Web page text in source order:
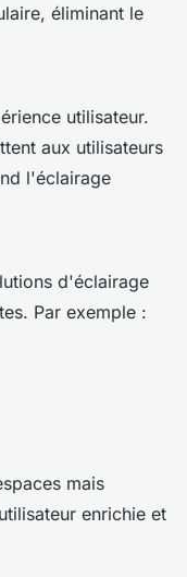
éliminant le
utilisateur.
aux utilisateurs
l'éclairage
d'éclairage
Par exemple :
mais
enrichie et